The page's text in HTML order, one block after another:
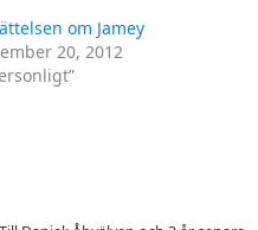
om Jamey
20, 2012